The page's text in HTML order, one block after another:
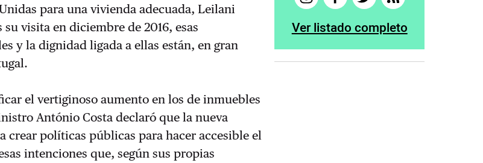
para una vivienda adecuada, Leilani
visita en diciembre de 2016, esas
y la dignidad ligada a ellas están, en gran
el vertiginoso aumento en los de inmuebles
António Costa declaró que la nueva
crear políticas públicas para hacer accesible el
intenciones que, según sus propias
Ver listado completo